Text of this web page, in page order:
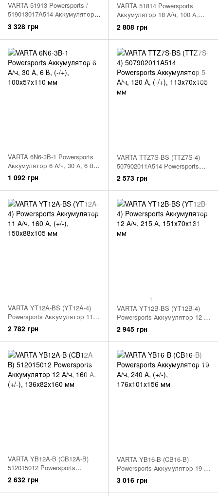
VARTA 51913 Powersports /
519013017A514 Аккумулятор
19 А/ч, 240 А, 186х82х171 мм
3 328 грн
VARTA 51814 Powersports
Аккумулятор 18 А/ч, 100 А,
(-/+), 186х82х171 мм
2 808 грн
VARTA 6N6-3B-1 Powersports
Аккумулятор 6 А/ч, 30 А, 6 В,
(-/+), 100х57х110 мм
1 092 грн
VARTA TTZ7S-BS (TTZ7S-4)
507902011A514 Powersports
Аккумулятор 5 А/ч, 120 А, (-/+),
113х70х105 мм
2 573 грн
VARTA YT12A-BS (YT12A-4)
Powersports Аккумулятор 11 А/
ч, 160 А, (+/-), 150х88х105 мм
2 782 грн
1
VARTA YT12B-BS (YT12B-4)
Powersports Аккумулятор 12 А/
ч, 215 А, 151х70х131 мм
2 945 грн
VARTA YB12A-B (CB12A-B)
512015012 Powersports
Аккумулятор 12 А/ч, 160 А,
(+/-), 136х82х160 мм
2 632 грн
VARTA YB16-B (CB16-B)
Powersports Аккумулятор 19 А/
ч, 240 А, (+/-), 176х101х156 мм
3 016 грн